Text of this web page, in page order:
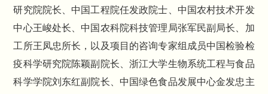
研究院院长、中国工程院任发政院士、中国农村技术开发
中心王峻处长、中国农科院科技管理局张军民副局长、加
工所王凤忠所长，以及项目的咨询专家组成员中国检验检
疫科学研究院陈颖副院长、浙江大学生物系统工程与食品
科学学院刘东红副院长、中国绿色食品发展中心金发忠主